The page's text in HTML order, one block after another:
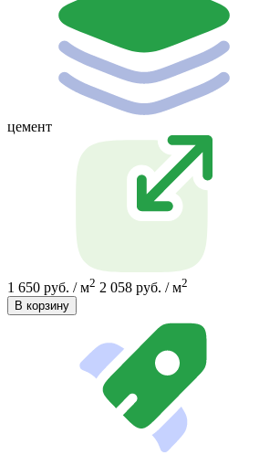
цемент
1 650 руб. / м2 2 058 руб. / м2
В корзину